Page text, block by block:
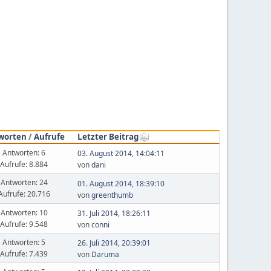
/Aufrufe Letzter Beitrag
Antworten: 6
Aufrufe: 8.884
03. August 2014, 14:04:11
vondani
Antworten: 24
20.716
01. August 2014, 18:39:10
vongreenthumb
Antworten: 10
Aufrufe: 9.548
31. Juli 2014, 18:26:11
vonconni
Antworten: 5
Aufrufe: 7.439
26. Juli 2014, 20:39:01
von Daruma